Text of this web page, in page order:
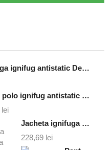
Tricou maneca lunga ignifug antistatic Defender - bleumarin
Tricou polo ignifug antistatic Santana - bleumarin
lei
Jacheta ignifuga antistatica cruiser - bleumarin
228,69 lei